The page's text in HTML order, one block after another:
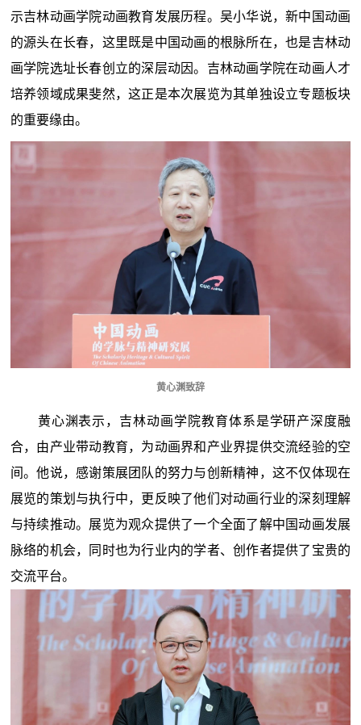
示吉林动画学院动画教育发展历程。吴小华说，新中国动画
的源头在长春，这里既是中国动画的根脉所在，也是吉林动
画学院选址长春创立的深层动因。吉林动画学院在动画人才
培养领域成果斐然，这正是本次展览为其单独设立专题板块
的重要缘由。
黄心渊致辞
黄心渊表示，吉林动画学院教育体系是学研产深度融
合，由产业带动教育，为动画界和产业界提供交流经验的空
间。他说，感谢策展团队的努力与创新精神，这不仅体现在
展览的策划与执行中，更反映了他们对动画行业的深刻理解
与持续推动。展览为观众提供了一个全面了解中国动画发展
脉络的机会，同时也为行业内的学者、创作者提供了宝贵的
交流平台。